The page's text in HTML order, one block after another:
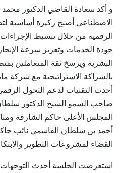
و أكد سعادة القاضي الدكتور محمد
الاصطناعي أصبح ركيزة أساسية
الرقمية من خلال تبسيط
جودة الخدمات وتعزيز سرعة
البشرية ويرسخ ثقة المتعاملين
بالشراكة الاستراتيجية مع
أحدث التقنيات لدعم التحول
صاحب السمو الشيخ الدكتور
المجلس الأعلى حاكم الشارقة
أحمد بن سلطان القاسمي نائب
القضاء لمشروعات التطوير
استعرضت الجلسة أحدث التوجهات